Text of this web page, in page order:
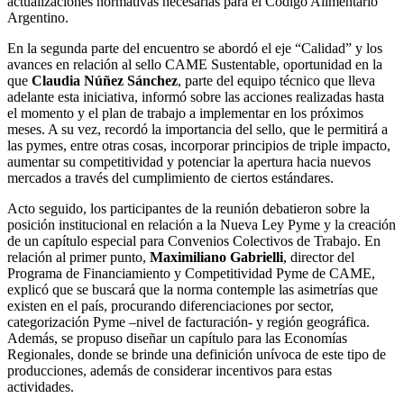
Argentino.
En la segunda parte del encuentro se abordó el eje “Calidad” y los
avances en relación al sello CAME Sustentable, oportunidad en la
que Claudia Núñez Sánchez, parte del equipo técnico que lleva
adelante esta iniciativa, informó sobre las acciones realizadas hasta
el momento y el plan de trabajo a implementar en los próximos
meses. A su vez, recordó la importancia del sello, que le permitirá a
las pymes, entre otras cosas, incorporar principios de triple impacto,
aumentar su competitividad y potenciar la apertura hacia nuevos
mercados a través del cumplimiento de ciertos estándares.
Acto seguido, los participantes de la reunión debatieron sobre la
posición institucional en relación a la Nueva Ley Pyme y la creación
de un capítulo especial para Convenios Colectivos de Trabajo. En
relación al primer punto, Maximiliano Gabrielli, director del
Programa de Financiamiento y Competitividad Pyme de CAME,
explicó que se buscará que la norma contemple las asimetrías que
existen en el país, procurando diferenciaciones por sector,
categorización Pyme –nivel de facturación- y región geográfica.
Además, se propuso diseñar un capítulo para las Economías
Regionales, donde se brinde una definición unívoca de este tipo de
producciones, además de considerar incentivos para estas
actividades.